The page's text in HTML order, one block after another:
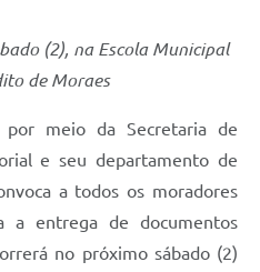
(2), na Escola Municipal
de Moraes
meio da Secretaria de
e seu departamento de
a todos os moradores
a entrega de documentos
no próximo sábado (2)